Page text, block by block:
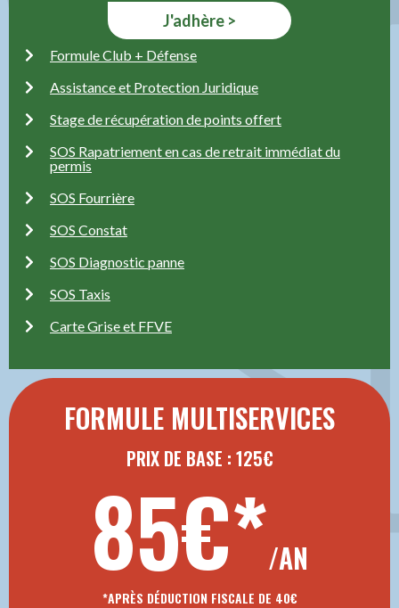
J'adhère >
Formule Club + Défense
Assistance et Protection Juridique
Stage de récupération de points offert
SOS Rapatriement en cas de retrait immédiat du
permis
SOS Fourrière
SOS Constat
SOS Diagnostic panne
SOS Taxis
Carte Grise et FFVE
FORMULE MULTISERVICES
PRIX DE BASE : 125€
85€*/AN
*APRÈS DÉDUCTION FISCALE DE 40€